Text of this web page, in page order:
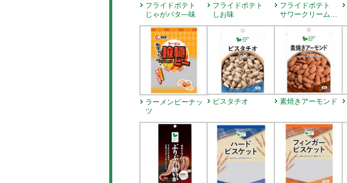
フライドポテト
じゃがバタ―味
フライドポテト
しお味
フライドポテト
サワークリームオ
ニオン味
ラーメンピーナッ
ツ
ピスタチオ 素焼きアーモンド